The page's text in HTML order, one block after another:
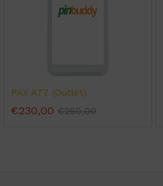
PAX A77 (Outlet)
€230,00 €250,00